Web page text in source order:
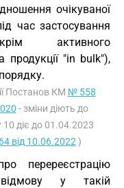
очікуваної
час застосування
активного
продукції "in bulk"),
Постанов КМ № 558
- зміни діють до
діє до 01.04.2023
від 10.06.2022 )
перереєстрацію
у такій